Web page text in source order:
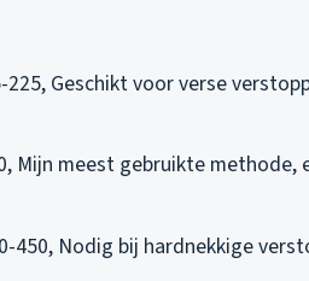
225, Geschikt voor verse
Mijn meest gebruikte methode,
450, Nodig bij hardnekkige